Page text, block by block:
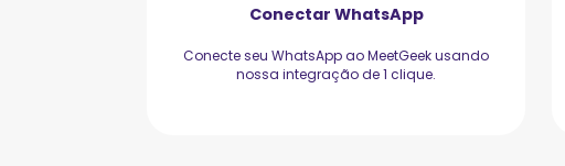
Conectar WhatsApp
Conecte seu WhatsApp ao MeetGeek usando
nossa integração de 1 clique.